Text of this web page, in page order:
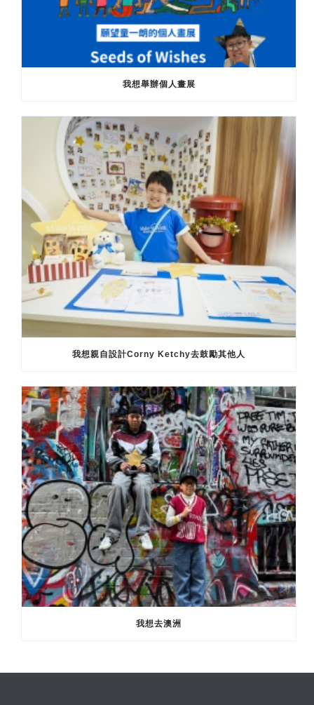
我想舉辦個人畫展
我想親自設計Corny Ketchy去鼓勵其他人
我想去澳洲